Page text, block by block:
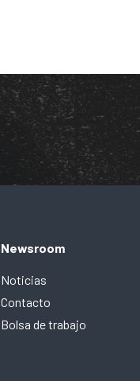
Newsroom
Noticias
Contacto
Bolsa de trabajo